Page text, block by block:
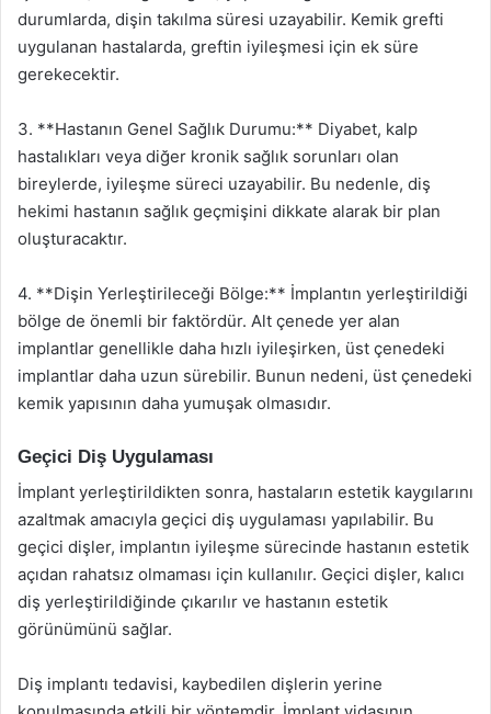
durumlarda, dişin takılma süresi uzayabilir. Kemik grefti
uygulanan hastalarda, greftin iyileşmesi için ek süre
gerekecektir.
3. **Hastanın Genel Sağlık Durumu:** Diyabet, kalp
hastalıkları veya diğer kronik sağlık sorunları olan
bireylerde, iyileşme süreci uzayabilir. Bu nedenle, diş
hekimi hastanın sağlık geçmişini dikkate alarak bir plan
oluşturacaktır.
4. **Dişin Yerleştirileceği Bölge:** İmplantın yerleştirildiği
bölge de önemli bir faktördür. Alt çenede yer alan
implantlar genellikle daha hızlı iyileşirken, üst çenedeki
implantlar daha uzun sürebilir. Bunun nedeni, üst çenedeki
kemik yapısının daha yumuşak olmasıdır.
Geçici Diş Uygulaması
İmplant yerleştirildikten sonra, hastaların estetik kaygılarını
azaltmak amacıyla geçici diş uygulaması yapılabilir. Bu
geçici dişler, implantın iyileşme sürecinde hastanın estetik
açıdan rahatsız olmaması için kullanılır. Geçici dişler, kalıcı
diş yerleştirildiğinde çıkarılır ve hastanın estetik
görünümünü sağlar.
Diş implantı tedavisi, kaybedilen dişlerin yerine